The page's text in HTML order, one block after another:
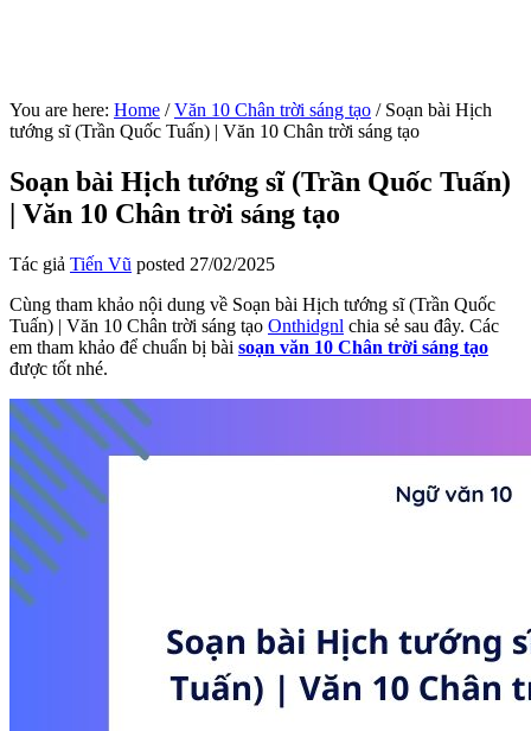
You are here: Home / Văn 10 Chân trời sáng tạo /Soạn bài Hịch
tướng sĩ (Trần Quốc Tuấn) | Văn 10 Chân trời sáng tạo
Soạn bài Hịch tướng sĩ (Trần Quốc Tuấn)
| Văn 10 Chân trời sáng tạo
Tác giả Tiến Vũ posted 27/02/2025
Cùng tham khảo nội dung về Soạn bài Hịch tướng sĩ (Trần Quốc
Tuấn) | Văn 10 Chân trời sáng tạo Onthidgnl chia sẻ sau đây. Các
em tham khảo để chuẩn bị bài soạn văn 10 Chân trời sáng tạo
được tốt nhé.